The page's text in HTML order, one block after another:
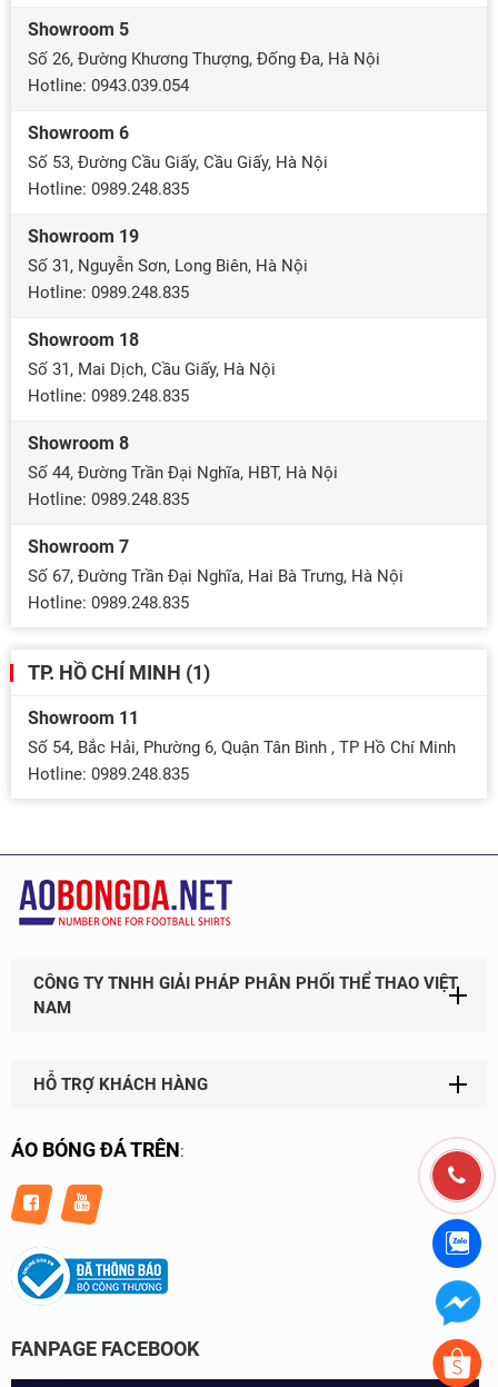
Showroom 5
Số 26, Đường Khương Thượng, Đống Đa, Hà Nội
Hotline: 0943.039.054
Showroom 6
Số 53, Đường Cầu Giấy, Cầu Giấy, Hà Nội
Hotline: 0989.248.835
Showroom 19
Số 31, Nguyễn Sơn, Long Biên, Hà Nội
Hotline: 0989.248.835
Showroom 18
Số 31, Mai Dịch, Cầu Giấy, Hà Nội
Hotline: 0989.248.835
Showroom 8
Số 44, Đường Trần Đại Nghĩa, HBT, Hà Nội
Hotline: 0989.248.835
Showroom 7
Số 67, Đường Trần Đại Nghĩa, Hai Bà Trưng, Hà Nội
Hotline: 0989.248.835
TP. HỒ CHÍ MINH (1)
Showroom 11
Số 54, Bắc Hải, Phường 6, Quận Tân Bình , TP Hồ Chí Minh
Hotline: 0989.248.835
CÔNG TY TNHH GIẢI PHÁP PHÂN PHỐI THỂ THAO VIỆT
NAM
HỖ TRỢ KHÁCH HÀNG
ÁO BÓNG ĐÁ TRÊN:
FANPAGE FACEBOOK